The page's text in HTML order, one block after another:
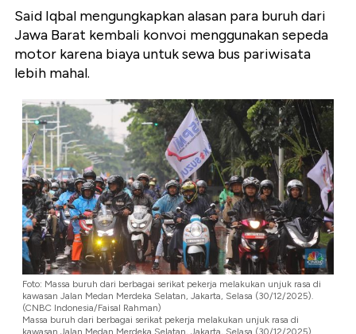
Said Iqbal mengungkapkan alasan para buruh dari
Jawa Barat kembali konvoi menggunakan sepeda
motor karena biaya untuk sewa bus pariwisata
lebih mahal.
Foto: Massa buruh dari berbagai serikat pekerja melakukan unjuk rasa di
kawasan Jalan Medan Merdeka Selatan, Jakarta, Selasa (30/12/2025).
(CNBC Indonesia/Faisal Rahman)
Massa buruh dari berbagai serikat pekerja melakukan unjuk rasa di
kawasan Jalan Medan Merdeka Selatan, Jakarta, Selasa (30/12/2025).